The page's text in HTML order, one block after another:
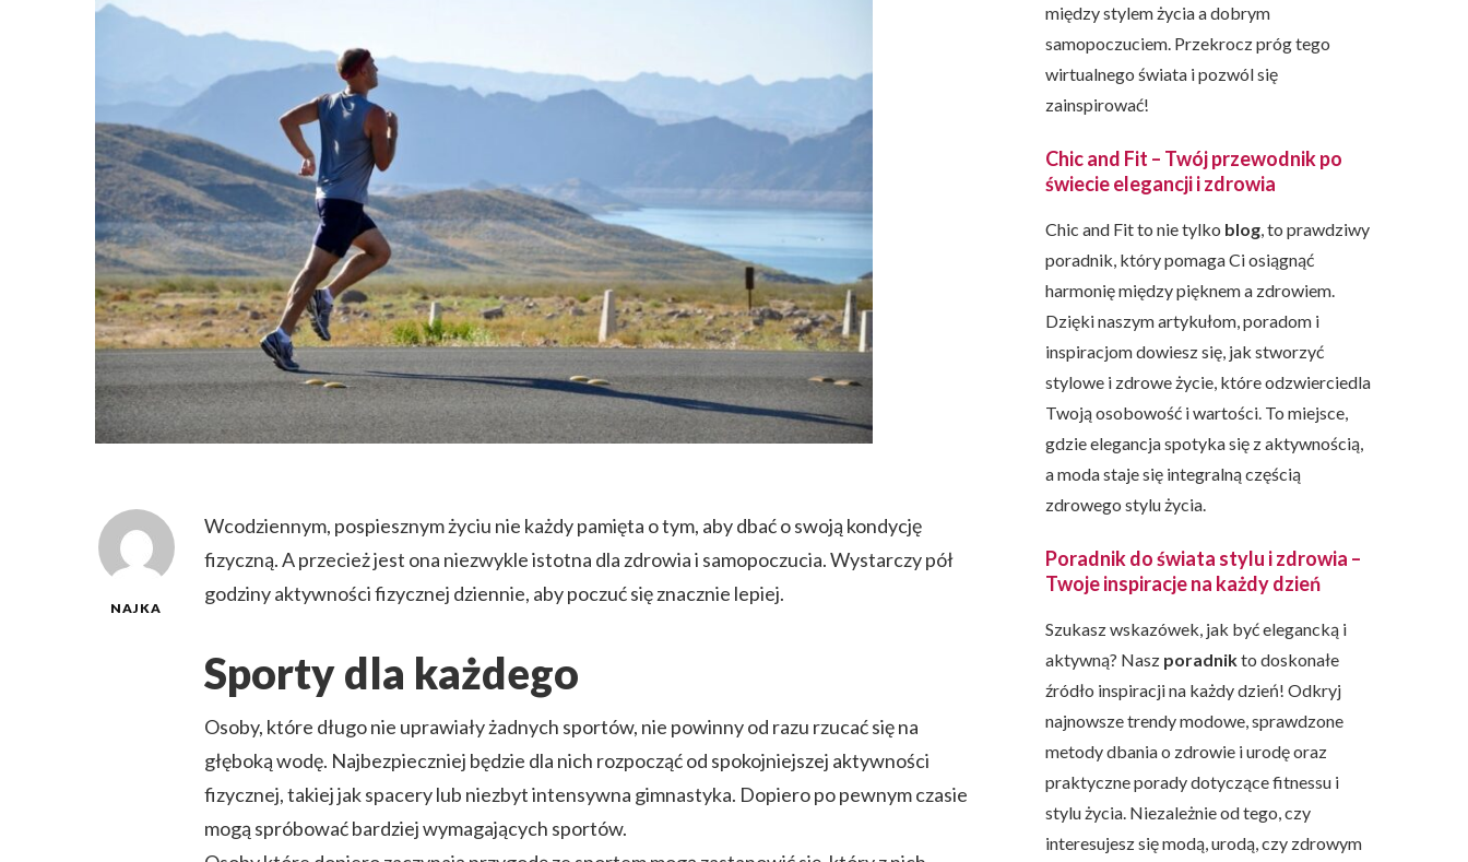
NAJKA
Wcodziennym, pospiesznym życiu nie każdy pamięta o tym, aby dbać o swoją kondycję
fizyczną. A przecież jest ona niezwykle istotna dla zdrowia i samopoczucia. Wystarczy pół
godziny aktywności fizycznej dziennie, aby poczuć się znacznie lepiej.
Sporty dla każdego
Osoby, które długo nie uprawiały żadnych sportów, nie powinny od razu rzucać się na
głęboką wodę. Najbezpieczniej będzie dla nich rozpocząć od spokojniejszej aktywności
fizycznej, takiej jak spacery lub niezbyt intensywna gimnastyka. Dopiero po pewnym czasie
mogą spróbować bardziej wymagających sportów.
między stylem życia a dobrym
samopoczuciem. Przekrocz próg tego
wirtualnego świata i pozwól się
zainspirować!
Chic and Fit – Twój przewodnik po
świecie elegancji i zdrowia
Chic and Fit to nie tylko blog, to prawdziwy
poradnik, który pomaga Ci osiągnąć
harmonię między pięknem a zdrowiem.
Dzięki naszym artykułom, poradom i
inspiracjom dowiesz się, jak stworzyć
stylowe i zdrowe życie, które odzwierciedla
Twoją osobowość i wartości. To miejsce,
gdzie elegancja spotyka się z aktywnością,
a moda staje się integralną częścią
zdrowego stylu życia.
Poradnik do świata stylu i zdrowia –
Twoje inspiracje na każdy dzień
Szukasz wskazówek, jak być elegancką i
aktywną? Nasz poradnikto doskonałe
źródło inspiracji na każdy dzień! Odkryj
najnowsze trendy modowe, sprawdzone
metody dbania o zdrowie i urodę oraz
praktyczne porady dotyczące fitnessu i
stylu życia. Niezależnie od tego, czy
interesujesz się modą, urodą, czy zdrowym